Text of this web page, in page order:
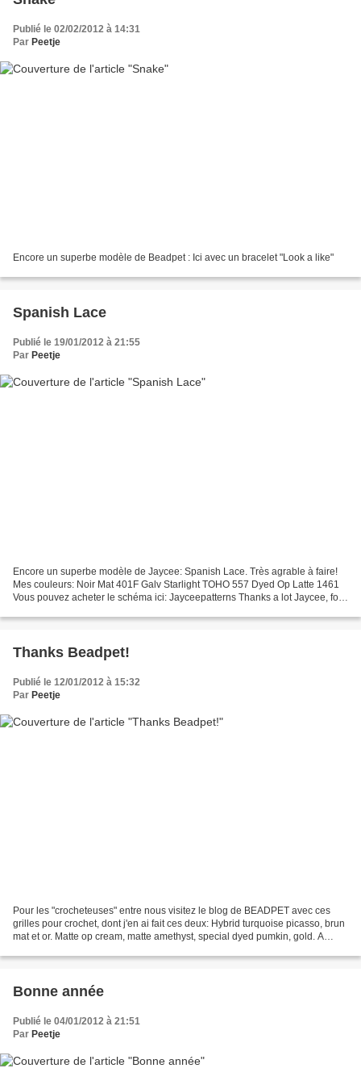
Publié le 02/02/2012 à 14:31
Par Peetje
Encore un superbe modèle de Beadpet : Ici avec un bracelet "Look a like"
Spanish Lace
Publié le 19/01/2012 à 21:55
Par Peetje
Encore un superbe modèle de Jaycee: Spanish Lace. Très agrable à faire!
Mes couleurs: Noir Mat 401F Galv Starlight TOHO 557 Dyed Op Latte 1461
Vous pouvez acheter le schéma ici: Jayceepatterns Thanks a lot Jaycee, for
Thanks Beadpet!
Publié le 12/01/2012 à 15:32
Par Peetje
Pour les "crocheteuses" entre nous visitez le blog de BEADPET avec ces
grilles pour crochet, dont j'en ai fait ces deux: Hybrid turquoise picasso, brun
mat et or. Matte op cream, matte amethyst, special dyed pumkin, gold. A
Bonne année
Publié le 04/01/2012 à 21:51
Par Peetje